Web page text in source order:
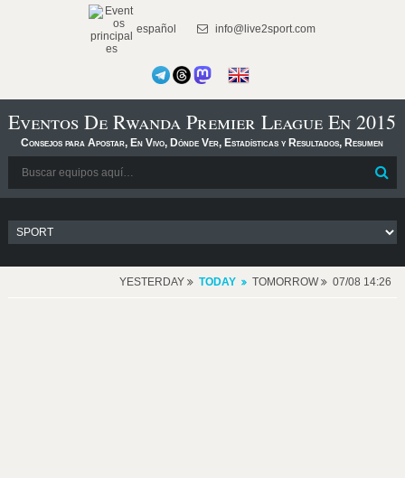
español info@live2sport.com
Eventos De Rwanda Premier League En 2015
Consejos para Apostar, En Vivo, Dónde Ver, Estadísticas y Resultados, Resumen
YESTERDAY TODAY TOMORROW 07/08 14:26